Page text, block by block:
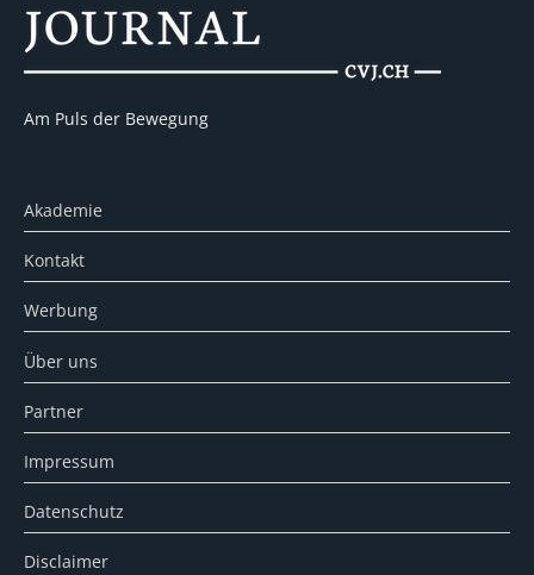
Am Puls der Bewegung
Akademie
Kontakt
Werbung
Über uns
Partner
Impressum
Datenschutz
Disclaimer